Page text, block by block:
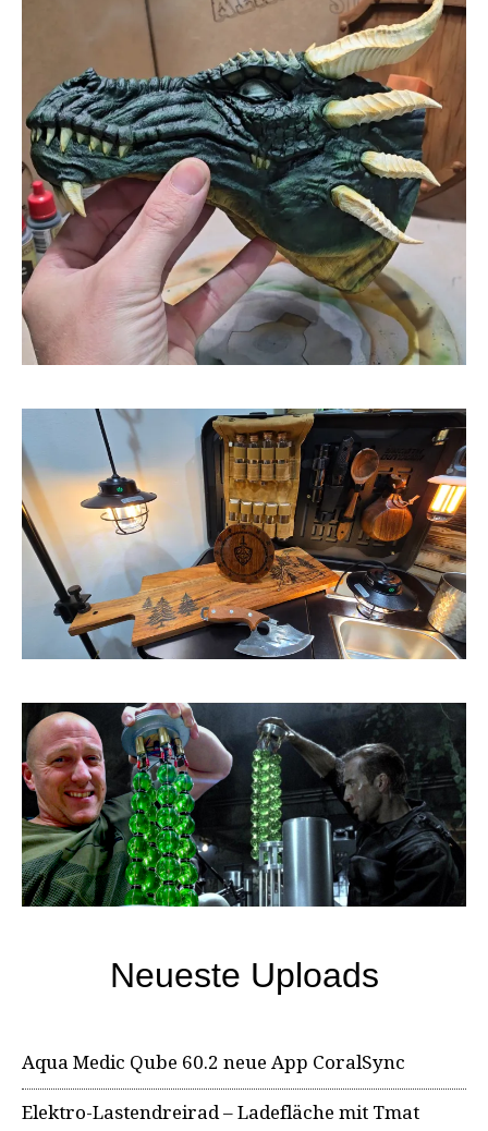
Neueste Uploads
Aqua Medic Qube 60.2 neue App CoralSync
Elektro-Lastendreirad – Ladefläche mit Tmat